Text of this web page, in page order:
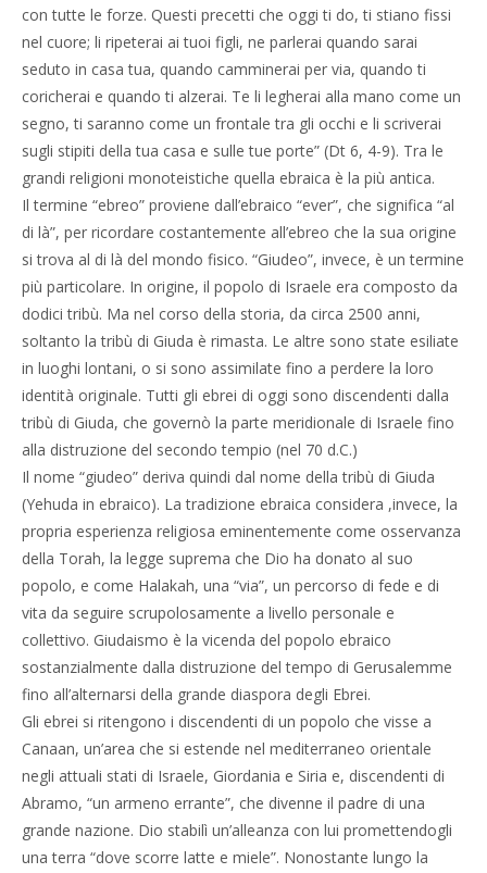
con tutte le forze. Questi precetti che oggi ti do, ti stiano fissi
nel cuore; li ripeterai ai tuoi figli, ne parlerai quando sarai
seduto in casa tua, quando camminerai per via, quando ti
coricherai e quando ti alzerai. Te li legherai alla mano come un
segno, ti saranno come un frontale tra gli occhi e li scriverai
sugli stipiti della tua casa e sulle tue porte” (Dt 6, 4-9). Tra le
grandi religioni monoteistiche quella ebraica è la più antica.
Il termine “ebreo” proviene dall’ebraico “ever”, che significa “al
di là”, per ricordare costantemente all’ebreo che la sua origine
si trova al di là del mondo fisico. “Giudeo”, invece, è un termine
più particolare. In origine, il popolo di Israele era composto da
dodici tribù. Ma nel corso della storia, da circa 2500 anni,
soltanto la tribù di Giuda è rimasta. Le altre sono state esiliate
in luoghi lontani, o si sono assimilate fino a perdere la loro
identità originale. Tutti gli ebrei di oggi sono discendenti dalla
tribù di Giuda, che governò la parte meridionale di Israele fino
alla distruzione del secondo tempio (nel 70 d.C.)
Il nome “giudeo” deriva quindi dal nome della tribù di Giuda
(Yehuda in ebraico). La tradizione ebraica considera ,invece, la
propria esperienza religiosa eminentemente come osservanza
della Torah, la legge suprema che Dio ha donato al suo
popolo, e come Halakah, una “via”, un percorso di fede e di
vita da seguire scrupolosamente a livello personale e
collettivo. Giudaismo è la vicenda del popolo ebraico
sostanzialmente dalla distruzione del tempo di Gerusalemme
fino all’alternarsi della grande diaspora degli Ebrei.
Gli ebrei si ritengono i discendenti di un popolo che visse a
Canaan, un’area che si estende nel mediterraneo orientale
negli attuali stati di Israele, Giordania e Siria e, discendenti di
Abramo, “un armeno errante”, che divenne il padre di una
grande nazione. Dio stabilì un’alleanza con lui promettendogli
una terra “dove scorre latte e miele”. Nonostante lungo la